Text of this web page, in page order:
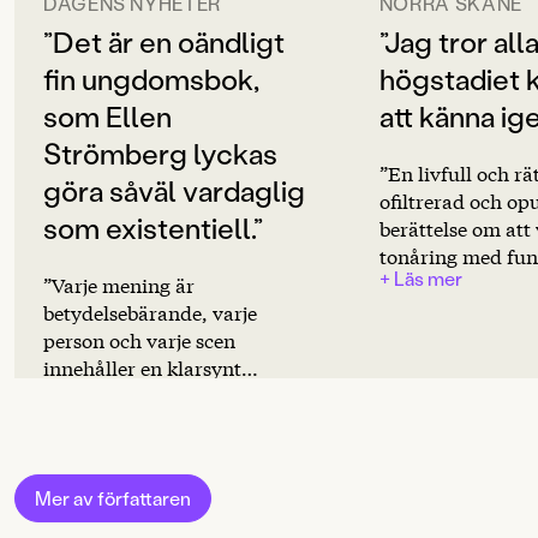
"En träffsäker bok om längtan, vänskap och
systerskap."Maria Friedner, Jönköpings-Posten
"Att Strömbergs prosa dessutom är både rapp, rolig
och suggestiv gör boken till en av vårens bästa."Lydia
Wistisen, DN
SPRÅK
Svenska
PUBLICERINGSDATUM
2022-04-29
Produktion
Holmen Book Cream
MILJÖMÄRKNING
Ja
Produktdetaljer
”Det är en oändligt
fin ungdomsbok,
som Ellen
Strömberg lyckas
göra såväl vardaglig
som existentiell.”
”Varje mening är
betydelsebärande, varje
person och varje scen
innehåller en klarsynt
”Jag tror
högstadiet
att känna
”En livfull och
ofiltrerad och
berättelse om att
tonåring med
allt möjligt, som
+ Läs mer
Mer av författaren